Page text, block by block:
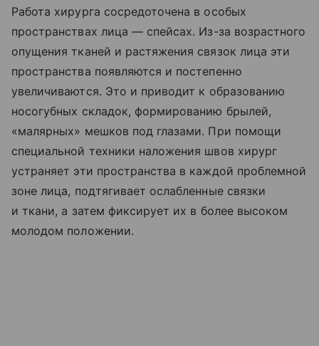
Работа хирурга сосредоточена в особых
пространствах лица — спейсах. Из-за возрастного
опущения тканей и растяжения связок лица эти
пространства появляются и постепенно
увеличиваются. Это и приводит к образованию
носогубных складок, формированию брылей,
«малярных» мешков под глазами. При помощи
специальной техники наложения швов хирург
устраняет эти пространства в каждой проблемной
зоне лица, подтягивает ослабленные связки
и ткани, а затем фиксирует их в более высоком
молодом положении.